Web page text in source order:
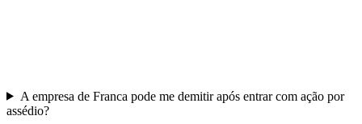
A empresa de Franca pode me demitir após entrar com ação por
assédio?